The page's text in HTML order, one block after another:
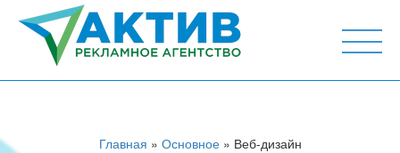
г. Тюмень, ул. М.Горького 44, офис 204
Главная » Основное» Веб-дизайн